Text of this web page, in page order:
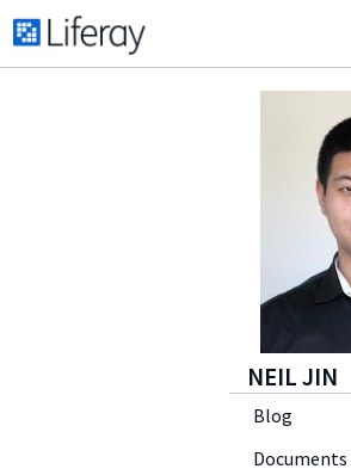
NEIL JIN
Blog
Documents